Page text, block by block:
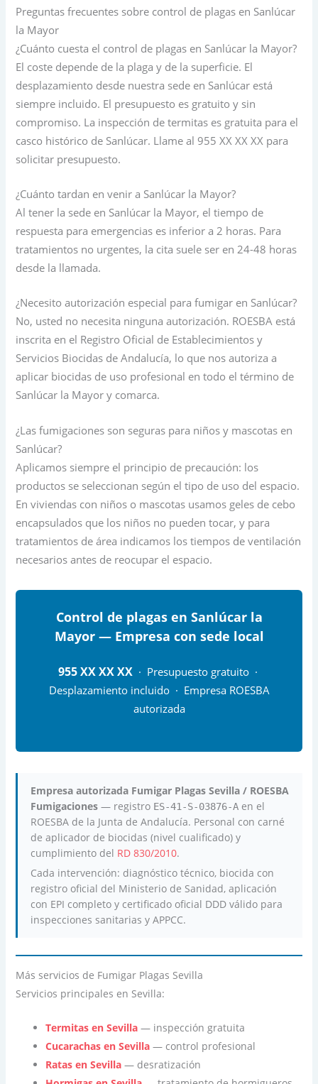
Preguntas frecuentes sobre control de plagas en Sanlúcar
la Mayor
¿Cuánto cuesta el control de plagas en Sanlúcar la Mayor?
El coste depende de la plaga y de la superficie. El
desplazamiento desde nuestra sede en Sanlúcar está
siempre incluido. El presupuesto es gratuito y sin
compromiso. La inspección de termitas es gratuita para el
casco histórico de Sanlúcar. Llame al 955 XX XX XX para
solicitar presupuesto.
¿Cuánto tardan en venir a Sanlúcar la Mayor?
Al tener la sede en Sanlúcar la Mayor, el tiempo de
respuesta para emergencias es inferior a 2 horas. Para
tratamientos no urgentes, la cita suele ser en 24-48 horas
desde la llamada.
¿Necesito autorización especial para fumigar en Sanlúcar?
No, usted no necesita ninguna autorización. ROESBA está
inscrita en el Registro Oficial de Establecimientos y
Servicios Biocidas de Andalucía, lo que nos autoriza a
aplicar biocidas de uso profesional en todo el término de
Sanlúcar la Mayor y comarca.
¿Las fumigaciones son seguras para niños y mascotas en
Sanlúcar?
Aplicamos siempre el principio de precaución: los
productos se seleccionan según el tipo de uso del espacio.
En viviendas con niños o mascotas usamos geles de cebo
encapsulados que los niños no pueden tocar, y para
tratamientos de área indicamos los tiempos de ventilación
necesarios antes de reocupar el espacio.
Control de plagas en Sanlúcar la
Mayor — Empresa con sede local
955 XX XX XX· Presupuesto gratuito ·
Desplazamiento incluido · Empresa ROESBA
autorizada
Empresa autorizada Fumigar Plagas Sevilla / ROESBA
Fumigaciones — registro ES-41-S-03876-A en el
ROESBA de la Junta de Andalucía. Personal con carné
de aplicador de biocidas (nivel cualificado) y
cumplimiento del RD 830/2010.
Cada intervención: diagnóstico técnico, biocida con
registro oficial del Ministerio de Sanidad, aplicación
con EPI completo y certificado oficial DDD válido para
inspecciones sanitarias y APPCC.
Más servicios de Fumigar Plagas Sevilla
Servicios principales en Sevilla:
Termitas en Sevilla — inspección gratuita
Cucarachas en Sevilla — control profesional
Ratas en Sevilla — desratización